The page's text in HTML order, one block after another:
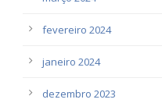
fevereiro 2024
janeiro 2024
dezembro 2023